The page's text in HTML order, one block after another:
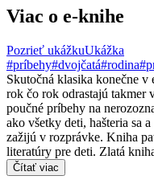
Viac o e-knihe
Pozrieť ukážkuUkážka
#príbehy#dvojčatá#rodina
Skutočná klasika konečne
rok čo rok odrastajú takmer
poučné príbehy na
ako všetky deti, hašteria sa
zažijú v rozprávke. Kniha
literatúry pre deti. Zlatá
Čítať viac